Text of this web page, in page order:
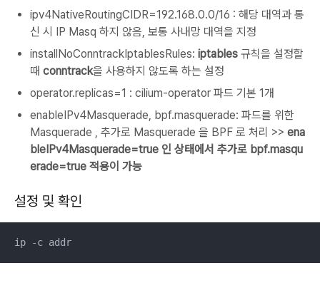
ipv4NativeRoutingCIDR=192.168.0.0/16 : 해당 대역과 통
신 시 IP Masq 하지 않음, 보통 사내망 대역을 지정
installNoConntrackIptablesRules: iptables 규칙을 설정할
때 conntrack을 사용하지 않도록 하는 설정
operator.replicas=1 : cilium-operator 파드 기본 1개
enableIPv4Masquerade, bpf.masquerade: 파드를 위한
Masquerade , 추가로 Masquerade 을 BPF 로 처리 >> ena
bleIPv4Masquerade=true 인 상태에서 추가로 bpf.masqu
erade=true 적용이 가능
설정 및 확인
ip -c addr